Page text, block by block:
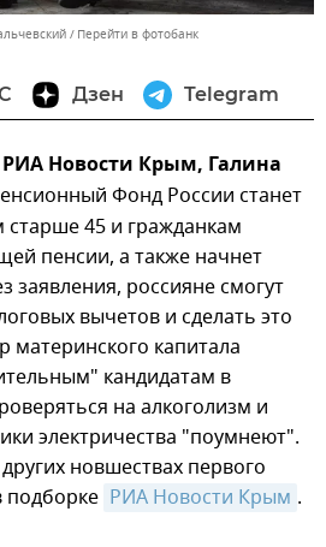
Перейти в фотобанк
Дзен Telegram
Новости Крым, Галина
Фонд России станет
45 и гражданкам
пенсии, а также начнет
заявления, россияне смогут
вычетов и сделать это
материнского капитала
кандидатам в
на алкоголизм и
электричества "поумнеют".
новшествах первого
подборке РИА Новости Крым .